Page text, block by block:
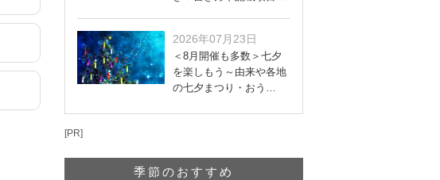
2026年07月23日
＜8月開催も多数＞七夕
を楽しもう～由来や各地
の七夕まつり・おう…
[PR]
季節のおすすめ